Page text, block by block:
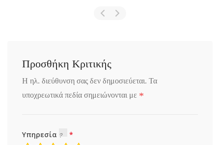
Προσθήκη Κριτικής
Η ηλ. διεύθυνση σας δεν δημοσιεύεται. Τα
υποχρεωτικά πεδία σημειώνονται με *
Υπηρεσία